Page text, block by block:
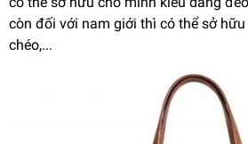
còn đối với nam giới thì có thể sở
chéo,...